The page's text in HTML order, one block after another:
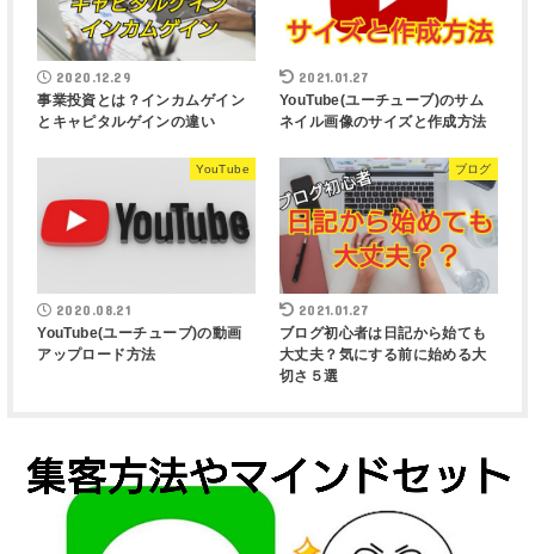
2020.12.29
事業投資とは？インカムゲイン
とキャピタルゲインの違い
2021.01.27
YouTube(ユーチューブ)のサム
ネイル画像のサイズと作成方法
YouTube
2020.08.21
YouTube(ユーチューブ)の動画
アップロード方法
ブログ
2021.01.27
ブログ初心者は日記から始ても
大丈夫？気にする前に始める大
切さ５選